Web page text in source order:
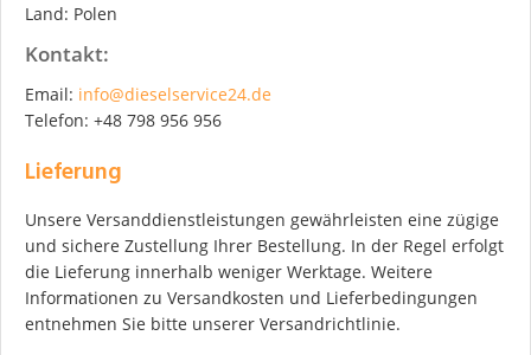
Land: Polen
Kontakt:
Email: info@dieselservice24.de
Telefon: +48 798 956 956
Lieferung
Unsere Versanddienstleistungen gewährleisten eine zügige
und sichere Zustellung Ihrer Bestellung. In der Regel erfolgt
die Lieferung innerhalb weniger Werktage. Weitere
Informationen zu Versandkosten und Lieferbedingungen
entnehmen Sie bitte unserer Versandrichtlinie.